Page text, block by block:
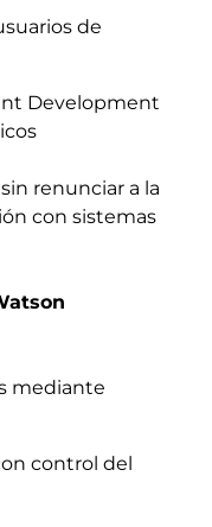
de
Development
renunciar a la
con sistemas
mediante
control del